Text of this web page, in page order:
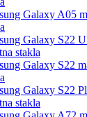
Galaxy A05
Galaxy S22
stakla
Galaxy S22
Galaxy S22
stakla